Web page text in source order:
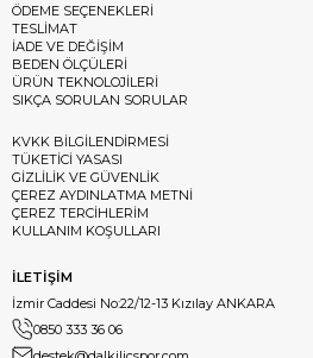
ÖDEME SEÇENEKLERİ
TESLİMAT
İADE VE DEĞİŞİM
BEDEN ÖLÇÜLERİ
ÜRÜN TEKNOLOJİLERİ
SIKÇA SORULAN SORULAR
KVKK BİLGİLENDİRMESİ
TÜKETİCİ YASASI
GİZLİLİK VE GÜVENLİK
ÇEREZ AYDINLATMA METNİ
ÇEREZ TERCİHLERİM
KULLANIM KOŞULLARI
İLETİŞİM
İzmir Caddesi No:22/12-13 Kızılay ANKARA
0850 333 36 06